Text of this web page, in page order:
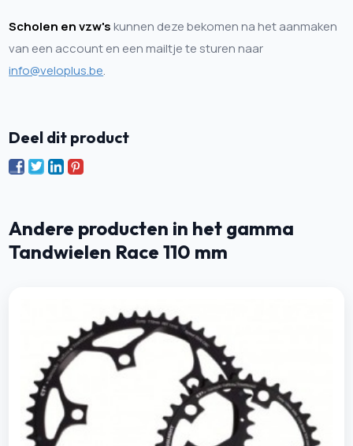
Scholen en vzw'skunnen deze bekomen na het aanmaken
van een account en een mailtje te sturen naar
info@veloplus.be.
Deel dit product
Andere producten in het gamma
Tandwielen Race 110 mm